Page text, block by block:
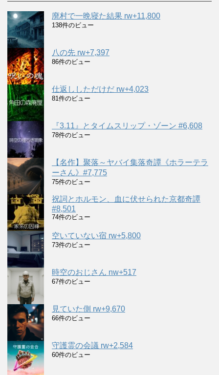
廃村で一晩寝た結果 rw+11,800
138件のビュー
八の先 rw+7,397
86件のビュー
仕返ししただけだ rw+4,023
81件のビュー
『3.11』とタイムスリップ・ゾーン #6,608
78件のビュー
【名作】聚落～ヤバイ集落奇譚《ホラーテラ
ーさん》#7,775
75件のビュー
祝詞とホルモン、血に伏せられた京都奇譚
#8,501
74件のビュー
空いていない宿 rw+5,800
73件のビュー
時空のおじさん nw+517
67件のビュー
見ていた側 rw+9,670
66件のビュー
守護霊の会議 rw+2,584
60件のビュー